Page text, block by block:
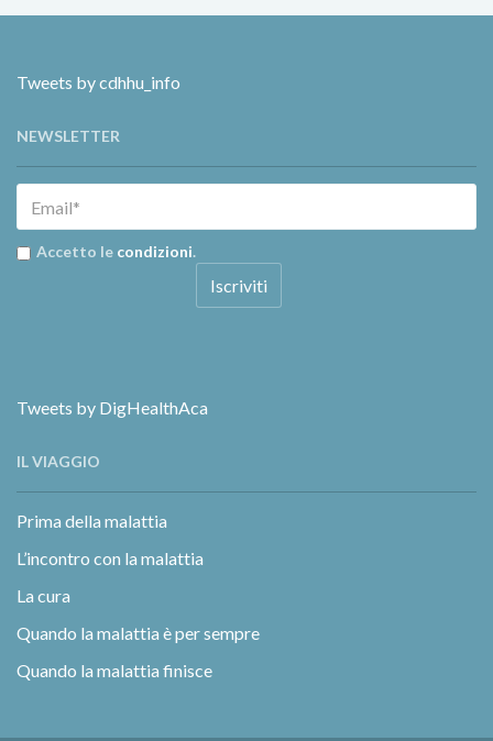
Tweets by cdhhu_info
NEWSLETTER
Accetto le condizioni.
Tweets by DigHealthAca
IL VIAGGIO
Prima della malattia
L’incontro con la malattia
La cura
Quando la malattia è per sempre
Quando la malattia finisce